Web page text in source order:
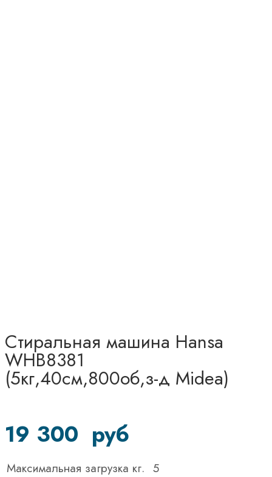
Стиральная машина Hansa
WHB8381
(5кг,40см,800об,з-д Midea)
19 300 руб
Максимальная загрузка кг. 5